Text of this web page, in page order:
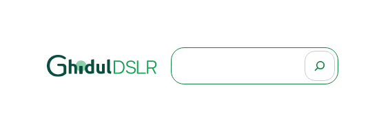
Search